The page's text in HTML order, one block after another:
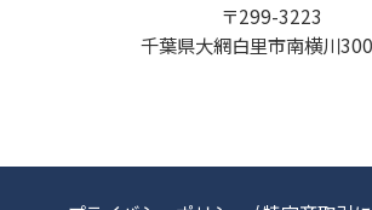
〒299-3223
千葉県大網白里市南横川